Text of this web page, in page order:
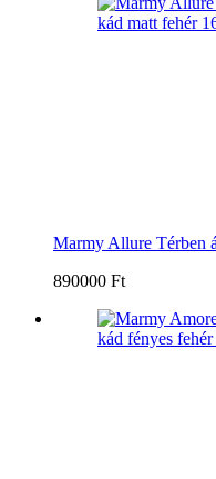
Marmy Allure Térben
890000 Ft